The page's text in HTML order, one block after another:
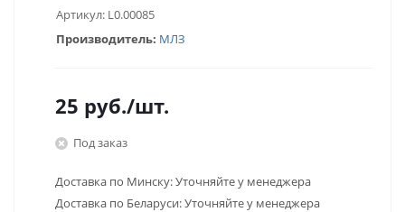
Артикул: L0.00085
Производитель: МЛЗ
25 руб./шт.
Под заказ
Доставка по Минску: Уточняйте у менеджера
Доставка по Беларуси: Уточняйте у менеджера